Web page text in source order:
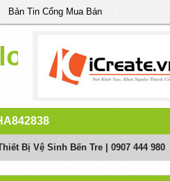
Bản Tin Cổng Mua Bán
Bị Vệ Sinh Bến Tre | 0907 444 980